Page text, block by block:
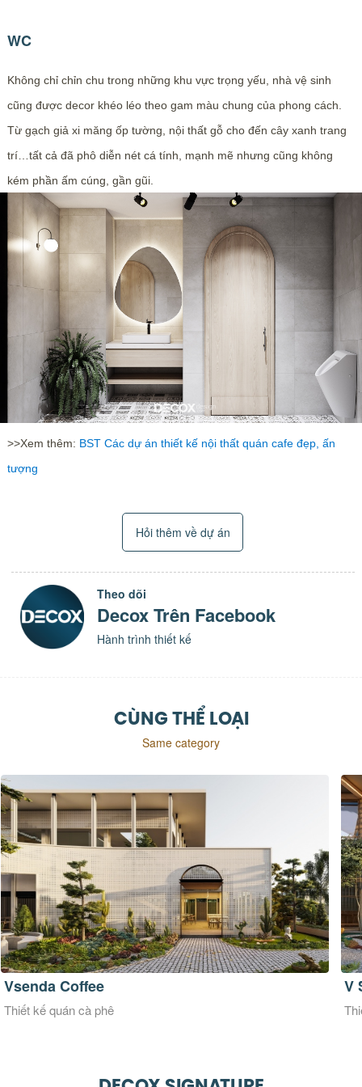
WC
Không chỉ chỉn chu trong những khu vực trọng yếu, nhà vệ sinh
cũng được decor khéo léo theo gam màu chung của phong cách.
Từ gạch giả xi măng ốp tường, nội thất gỗ cho đến cây xanh trang
trí…tất cả đã phô diễn nét cá tính, mạnh mẽ nhưng cũng không
kém phần ấm cúng, gần gũi.
>>Xem thêm: BST Các dự án thiết kế nội thất quán cafe đẹp, ấn
tượng
Hỏi thêm về dự án
Theo dõi
Decox Trên Facebook
Hành trình thiết kế
CÙNG THỂ LOẠI
Same category
V Senda Coffee
Thiết kế quán cà phê